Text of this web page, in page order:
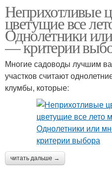
Неприхотливые
цветущие все
Однолетники
— критерии
Многие садоводы лучшим
участков считают
клумбы, которые:
читать дальше →